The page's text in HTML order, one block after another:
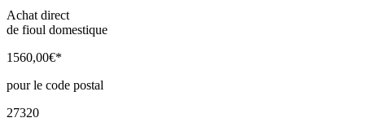
Achat direct
de fioul domestique
1560,00€*
pour le code postal
27320